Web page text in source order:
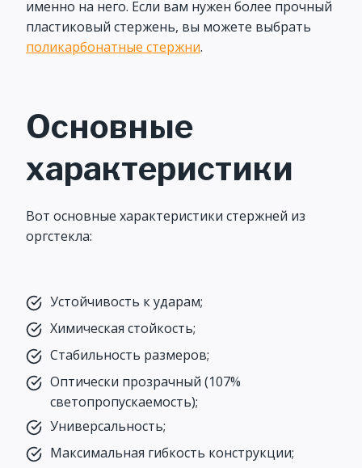
именно на него. Если вам нужен более прочный
пластиковый стержень, вы можете выбрать
поликарбонатные стержни.
Основные
характеристики
Вот основные характеристики стержней из
оргстекла:
Устойчивость к ударам;
Химическая стойкость;
Стабильность размеров;
Оптически прозрачный (107%
светопропускаемость);
Универсальность;
Максимальная гибкость конструкции;